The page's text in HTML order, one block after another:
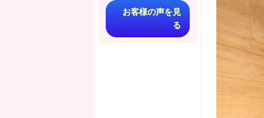
お客様の声を見
る